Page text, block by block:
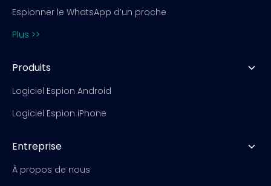
Espionner le WhatsApp d’un proche
Plus >>
Produits
Logiciel Espion Android
Logiciel Espion iPhone
Entreprise
À propos de nous